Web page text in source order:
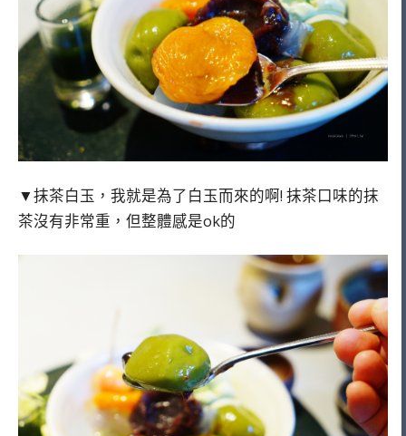
▼抹茶白玉，我就是為了白玉而來的啊! 抹茶口味的抹
茶沒有非常重，但整體感是ok的